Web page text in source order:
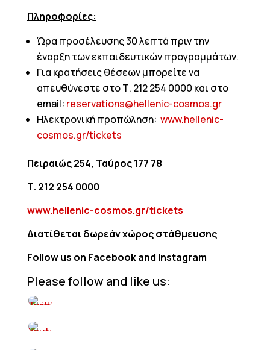
Πληροφορίες:
Ώρα προσέλευσης 30 λεπτά πριν την
έναρξη των εκπαιδευτικών προγραμμάτων.
Για κρατήσεις θέσεων μπορείτε να
απευθύνεστε στο Τ. 212 254 0000 και στο
email: reservations@hellenic-cosmos.gr
Ηλεκτρονική προπώληση: www.hellenic-
cosmos.gr/tickets
Πειραιώς 254, Ταύρος 177 78
Τ. 212 254 0000
www.hellenic-cosmos.gr/tickets
Διατίθεταιδωρεάνχώροςστάθμευσης
Follow us on Facebookand Instagram
Please follow and like us: